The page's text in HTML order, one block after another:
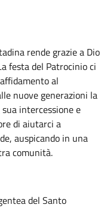
rende grazie a Dio
festa del Patrocinio ci
al
nuove generazioni la
intercessione e
di aiutarci a
auspicando in una
comunità.
del Santo